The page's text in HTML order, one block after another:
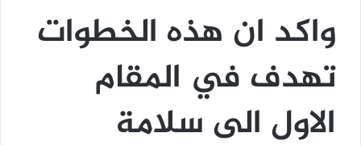
واكد ان هذه الخطوات
تهدف في المقام
الاول الى سلامة